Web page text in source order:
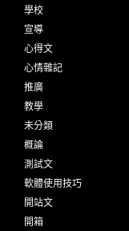
學校
宣導
心得文
心情雜記
推廣
教學
未分類
概論
測試文
軟體使用技巧
開站文
開箱